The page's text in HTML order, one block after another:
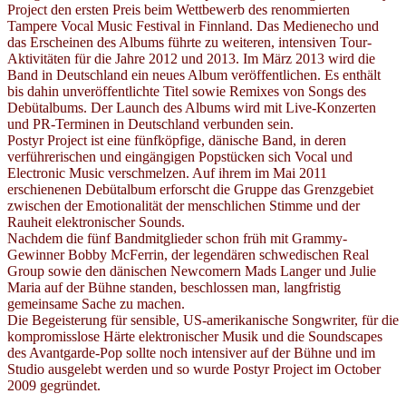
Project den ersten Preis beim Wettbewerb des renommierten
Tampere Vocal Music Festival in Finnland. Das Medienecho und
das Erscheinen des Albums führte zu weiteren, intensiven Tour-
Aktivitäten für die Jahre 2012 und 2013. Im März 2013 wird die
Band in Deutschland ein neues Album veröffentlichen. Es enthält
bis dahin unveröffentlichte Titel sowie Remixes von Songs des
Debütalbums. Der Launch des Albums wird mit Live-Konzerten
und PR-Terminen in Deutschland verbunden sein.
Postyr Project ist eine fünfköpfige, dänische Band, in deren
verführerischen und eingängigen Popstücken sich Vocal und
Electronic Music verschmelzen. Auf ihrem im Mai 2011
erschienenen Debütalbum erforscht die Gruppe das Grenzgebiet
zwischen der Emotionalität der menschlichen Stimme und der
Rauheit elektronischer Sounds.
Nachdem die fünf Bandmitglieder schon früh mit Grammy-
Gewinner Bobby McFerrin, der legendären schwedischen Real
Group sowie den dänischen Newcomern Mads Langer und Julie
Maria auf der Bühne standen, beschlossen man, langfristig
gemeinsame Sache zu machen.
Die Begeisterung für sensible, US-amerikanische Songwriter, für die
kompromisslose Härte elektronischer Musik und die Soundscapes
des Avantgarde-Pop sollte noch intensiver auf der Bühne und im
Studio ausgelebt werden und so wurde Postyr Project im October
2009 gegründet.